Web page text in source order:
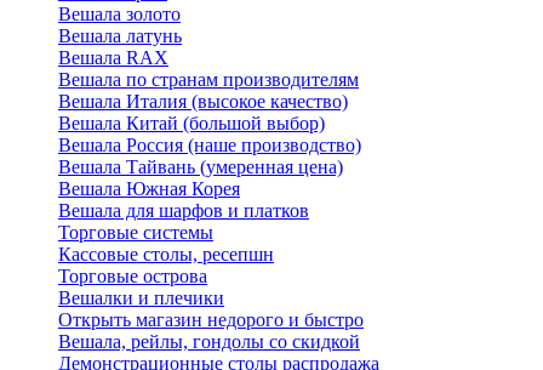
Вешала золото
Вешала латунь
Вешала RAX
Вешала по странам производителям
Вешала Италия (высокое качество)
Вешала Китай (большой выбор)
Вешала Россия (наше производство)
Вешала Тайвань (умеренная цена)
Вешала Южная Корея
Вешала для шарфов и платков
Торговые системы
Кассовые столы, ресепшн
Торговые острова
Вешалки и плечики
Открыть магазин недорого и быстро
Вешала, рейлы, гондолы со скидкой
Демонстрационные столы распродажа